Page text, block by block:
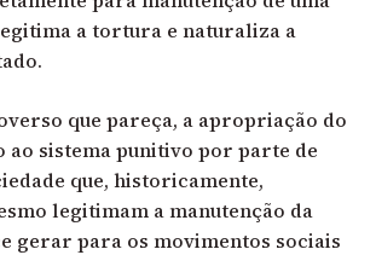
a tortura e naturaliza a
que pareça, a apropriação do
sistema punitivo por parte de
que, historicamente,
legitimam a manutenção da
gerar para os movimentos sociais